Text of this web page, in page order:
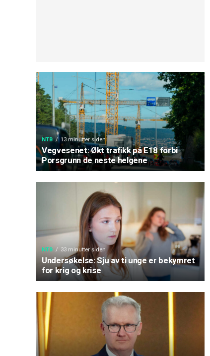
NTB 13 minutter siden
Vegvesenet: Økt trafikk på E18 forbi
Porsgrunn de neste helgene
NTB 33 minutter siden
Undersøkelse: Sju av ti unge er bekymret
for krig og krise